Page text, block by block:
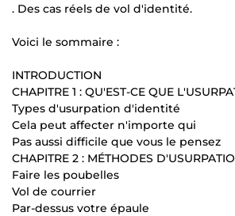
. Des cas réels de vol d'identité.
Voici le sommaire :
INTRODUCTION
CHAPITRE 1 : QU'EST-CE QUE
Types d'usurpation d'identité
Cela peut affecter n'importe qui
Pas aussi difficile que vous le pensez
CHAPITRE 2 : MÉTHODES
Faire les poubelles
Vol de courrier
Par-dessus votre épaule